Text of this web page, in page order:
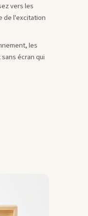
vers les
de l'excitation
les
écran qui